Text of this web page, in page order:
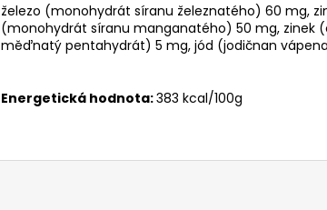
železo (monohydrát síranu železnatého) 60 mg,
(monohydrát síranu manganatého) 50 mg, zinek
měďnatý pentahydrát) 5 mg, jód (jodičnan
Energetická hodnota:383 kcal/100g